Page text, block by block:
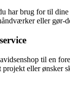
har brug for til
eller gør-
til en
eller ønsker